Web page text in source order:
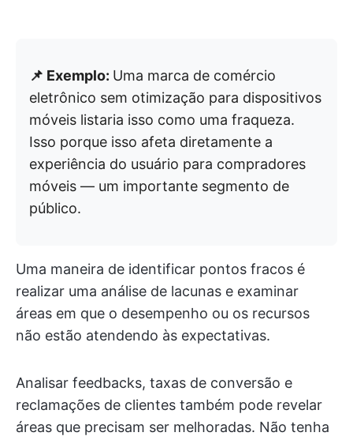
📌 Exemplo: Uma marca de comércio
eletrônico sem otimização para dispositivos
móveis listaria isso como uma fraqueza.
Isso porque isso afeta diretamente a
experiência do usuário para compradores
móveis — um importante segmento de
público.
Uma maneira de identificar pontos fracos é
realizar uma análise de lacunas e examinar
áreas em que o desempenho ou os recursos
não estão atendendo às expectativas.
Analisar feedbacks, taxas de conversão e
reclamações de clientes também pode revelar
áreas que precisam ser melhoradas. Não tenha